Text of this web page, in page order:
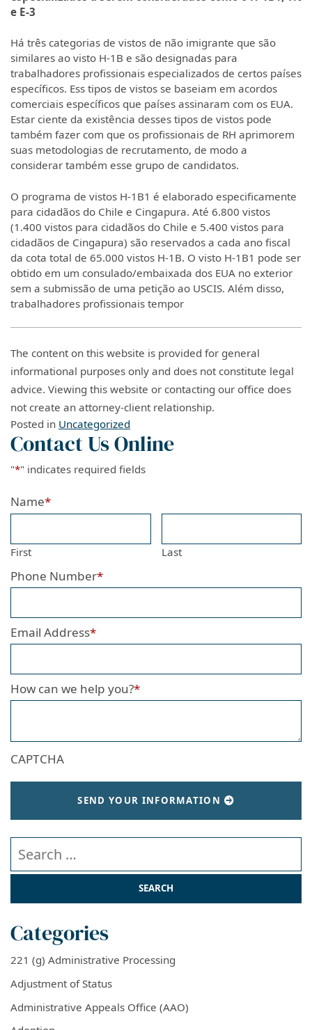
e E-3
Há três categorias de vistos de não imigrante que são
similares ao visto H-1B e são designadas para
trabalhadores profissionais especializados de certos países
específicos. Ess tipos de vistos se baseiam em acordos
comerciais específicos que países assinaram com os EUA.
Estar ciente da existência desses tipos de vistos pode
também fazer com que os profissionais de RH aprimorem
suas metodologias de recrutamento, de modo a
considerar também esse grupo de candidatos.
O programa de vistos H-1B1 é elaborado especificamente
para cidadãos do Chile e Cingapura. Até 6.800 vistos
(1.400 vistos para cidadãos do Chile e 5.400 vistos para
cidadãos de Cingapura) são reservados a cada ano fiscal
da cota total de 65.000 vistos H-1B. O visto H-1B1 pode ser
obtido em um consulado/embaixada dos EUA no exterior
sem a submissão de uma petição ao USCIS. Além disso,
trabalhadores profissionais tempor
The content on this website is provided for general
informational purposes only and does not constitute legal
advice. Viewing this website or contacting our office does
not create an attorney-client relationship.
Posted in Uncategorized
Contact Us Online
"*" indicates required fields
Name*
First Last
Phone Number*
Email Address*
How can we help you?*
CAPTCHA
SEND YOUR INFORMATION
Search our website
Categories
221 (g) Administrative Processing
Adjustment of Status
Administrative Appeals Office (AAO)